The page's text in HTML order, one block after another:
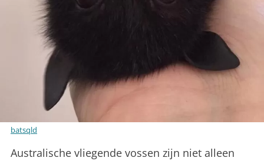
batsqld
Australische vliegende vossen zijn niet alleen